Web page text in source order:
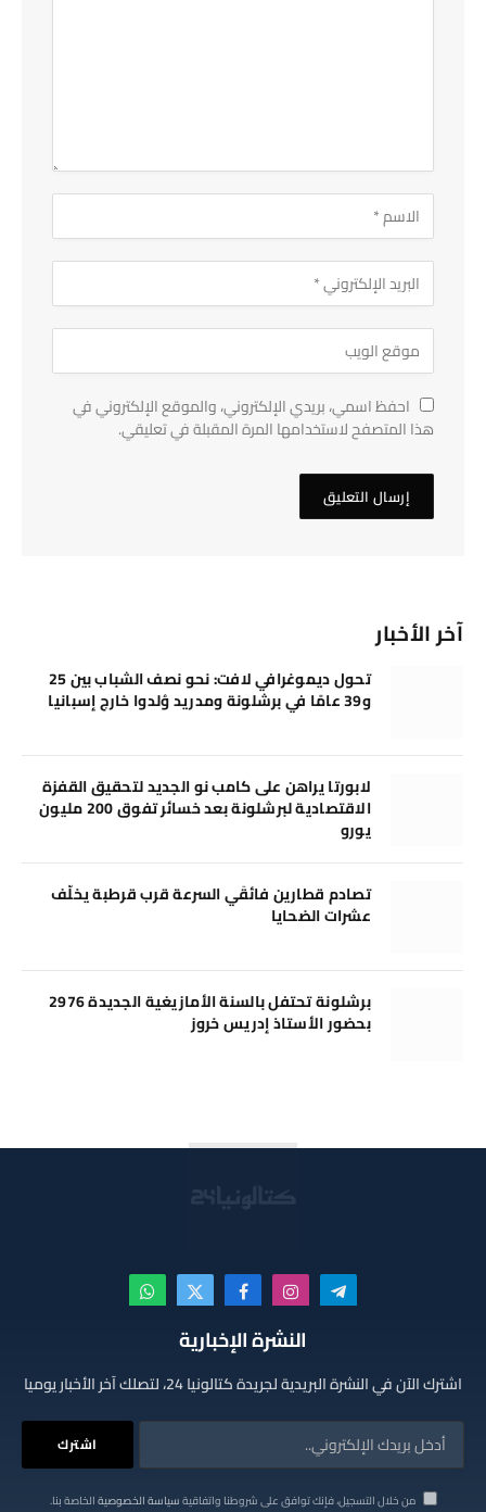
احفظ اسمي، بريدي الإلكتروني، والموقع الإلكتروني في
هذا المتصفح لاستخدامها المرة المقبلة في تعليقي.
آخر الأخبار
تحول ديموغرافي لافت: نحو نصف الشباب بين 25
و39 عامًا في برشلونة ومدريد وُلدوا خارج إسبانيا
لابورتا يراهن على كامب نو الجديد لتحقيق القفزة
الاقتصادية لبرشلونة بعد خسائر تفوق 200 مليون
يورو
تصادم قطارين فائقَي السرعة قرب قرطبة يخلّف
عشرات الضحايا
برشلونة تحتفل بالسنة الأمازيغية الجديدة 2976
بحضور الأستاذ إدريس خروز
تيلقرام الانستغرامفيسبوكX
واتساب
النشرة الإخبارية
اشترك الآن في النشرة البريدية لجريدة كتالونيا 24، لتصلك آخر الأخبار يوميا
من خلال التسجيل، فإنك توافق على شروطنا واتفاقيةسياسة الخصوصيةالخاصة بنا.